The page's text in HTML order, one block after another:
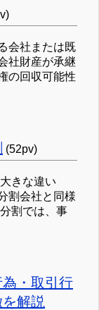
会社または既
社財産が承継
の回収可能性
(52pv)
きな違い
割会社と同様
割では、事
・取引行
解説